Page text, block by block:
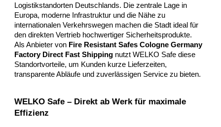
Logistikstandorten Deutschlands. Die zentrale Lage in
Europa, moderne Infrastruktur und die Nähe zu
internationalen Verkehrswegen machen die Stadt ideal für
den direkten Vertrieb hochwertiger Sicherheitsprodukte.
Als Anbieter von Fire Resistant Safes Cologne Germany
Factory Direct Fast Shipping nutzt WELKO Safe diese
Standortvorteile, um Kunden kurze Lieferzeiten,
transparente Abläufe und zuverlässigen Service zu bieten.
WELKO Safe – Direkt ab Werk für maximale
Effizienz